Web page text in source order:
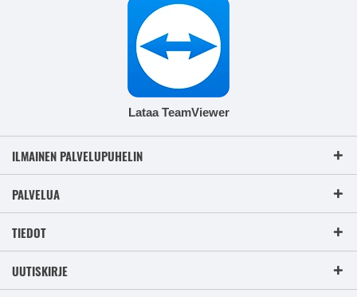
Lataa TeamViewer
ILMAINEN PALVELUPUHELIN
PALVELUA
TIEDOT
UUTISKIRJE